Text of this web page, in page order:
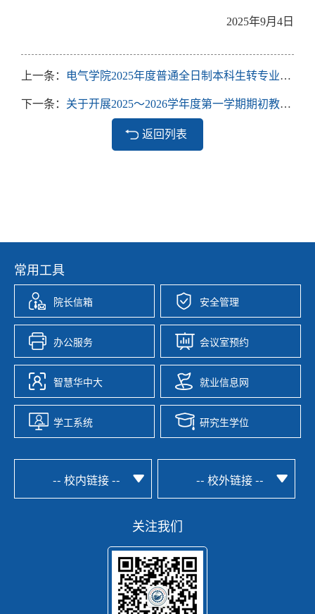
2025年9月 4 日
上一条： 电气学院2025年度普通全日制本科生转专业面试通知
下一条： 关于开展2025～2026学年度第一学期期初教学检查的通知
返回列表
常用工具
院长信箱 安全管理
办公服务 会议室预约
智慧华中大 就业信息网
学工系统 研究生学位
-- 校内链接 -- -- 校外链接 --
关注我们